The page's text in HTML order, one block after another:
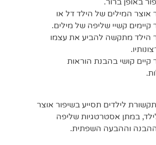
אוצר המילים של הילד דל או
קשיי שליפה של מילים.
הילד מתקשה להביע את עצמו
קושי בהבנת הוראות
לילדים תסייע בשיפור אוצר
במתן אסטרטגיות שליפה
ההבנה וההבעה השפתית.